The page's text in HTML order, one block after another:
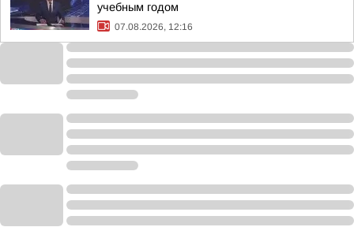
учебным годом
07.08.2026, 12:16